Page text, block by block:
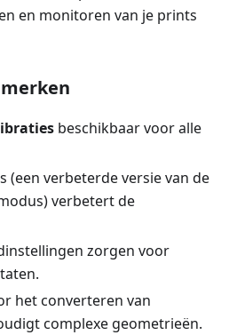
en monitoren van je prints
beschikbaar voor alle
(een verbeterde versie van de
verbetert de
zorgen voor
het converteren van
complexe geometrieën.